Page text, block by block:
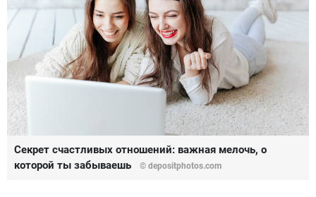
Секрет счастливых отношений: важная мелочь, о
которой ты забываешь
© depositphotos.com